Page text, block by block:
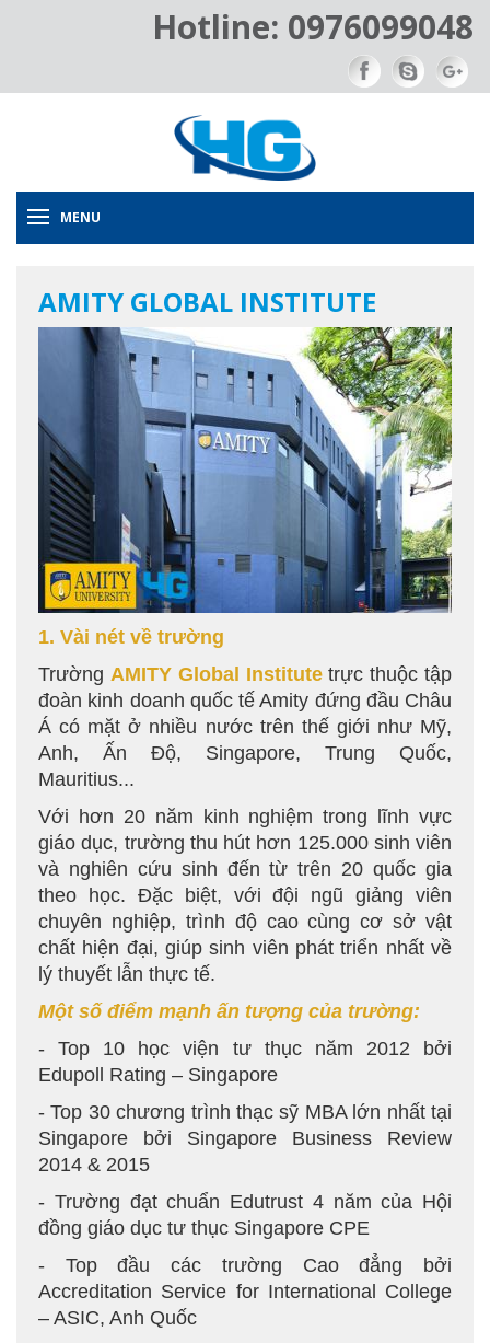
Hotline: 0976099048
MENU
AMITY GLOBAL INSTITUTE
1. Vài nét về trường
Trường AMITY Global Institutetrực thuộc tập
đoàn kinh doanh quốc tế Amity đứng đầu Châu
Á có mặt ở nhiều nước trên thế giới như Mỹ,
Anh, Ấn Độ, Singapore, Trung Quốc,
Mauritius...
Với hơn 20 năm kinh nghiệm trong lĩnh vực
giáo dục, trường thu hút hơn 125.000 sinh viên
và nghiên cứu sinh đến từ trên 20 quốc gia
theo học. Đặc biệt, với đội ngũ giảng viên
chuyên nghiệp, trình độ cao cùng cơ sở vật
chất hiện đại, giúp sinh viên phát triển nhất về
lý thuyết lẫn thực tế.
Một số điểm mạnh ấn tượng của trường:
- Top 10 học viện tư thục năm 2012 bởi
Edupoll Rating – Singapore
- Top 30 chương trình thạc sỹ MBA lớn nhất tại
Singapore bởi Singapore Business Review
2014 & 2015
- Trường đạt chuẩn Edutrust 4 năm của Hội
đồng giáo dục tư thục Singapore CPE
- Top đầu các trường Cao đẳng bởi
Accreditation Service for International College
– ASIC, Anh Quốc